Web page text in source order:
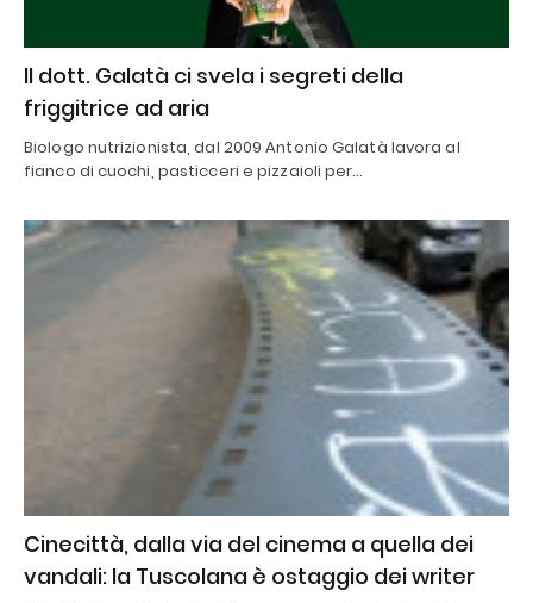
Il dott. Galatà ci svela i segreti della
friggitrice ad aria
Biologo nutrizionista, dal 2009 Antonio Galatà lavora al
fianco di cuochi, pasticceri e pizzaioli per…
Cinecittà, dalla via del cinema a quella dei
vandali: la Tuscolana è ostaggio dei writer